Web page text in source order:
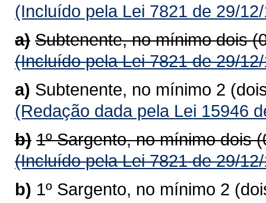
(Incluído pela Lei 7821 de 29/
a) Subtenente, no mínimo dois
(Incluído pela Lei 7821 de 29/
a) Subtenente, no mínimo 2
(Redação dada pela Lei 15946
b) 1º Sargento, no mínimo dois
(Incluído pela Lei 7821 de 29/
b) 1º Sargento, no mínimo 2